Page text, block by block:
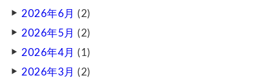
2026年6月 (2)
2026年5月 (2)
2026年4月 (1)
2026年3月 (2)